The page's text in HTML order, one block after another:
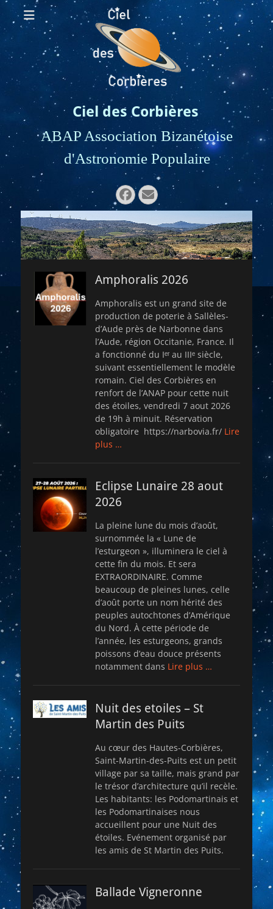
Ciel des Corbières
ABAP Association Bizanétoise
d'Astronomie Populaire
Rechercher :
Facebook
E-
mail
Amphoralis 2026
Amphoralis est un grand site de
production de poterie à Sallèles-
d’Aude près de Narbonne dans
l’Aude, région Occitanie, France. Il
a fonctionné du Iᵉʳ au IIIᵉ siècle,
suivant essentiellement le modèle
romain. Ciel des Corbières en
renfort de l’ANAP pour cette nuit
des étoiles, vendredi 7 aout 2026
de 19h à minuit. Réservation
obligatoire https://narbovia.fr/ Lire
plus …
Eclipse Lunaire 28 aout
2026
La pleine lune du mois d’août,
surnommée la « Lune de
l’esturgeon », illuminera le ciel à
cette fin du mois. Et sera
EXTRAORDINAIRE. Comme
beaucoup de pleines lunes, celle
d’août porte un nom hérité des
peuples autochtones d’Amérique
du Nord. À cette période de
l’année, les esturgeons, grands
poissons d’eau douce présents
notamment dans Lire plus …
Nuit des etoiles – St
Martin des Puits
Au cœur des Hautes-Corbières,
Saint-Martin-des-Puits est un petit
village par sa taille, mais grand par
le trésor d’architecture qu’il recèle.
Les habitants: les Podomartinais et
les Podomartinaises nous
accueillent pour une Nuit des
étoiles. Evénement organisé par
les amis de St Martin des Puits.
Ballade Vigneronne